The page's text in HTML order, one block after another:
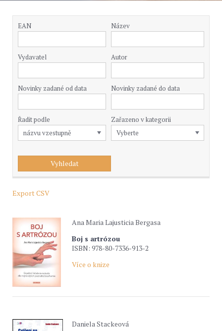
EAN Název
Vydavatel Autor
Novinky zadané od data Novinky zadané do data
Řadit podle Zařazeno v kategorii
Export CSV
Ana Maria Lajusticia Bergasa
Boj s artrózou
ISBN: 978-80-7336-913-2
Více o knize
Daniela Stackeová